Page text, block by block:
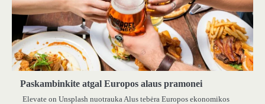
Paskambinkite atgal Europos alaus pramonei
Elevate on Unsplash nuotrauka Alus tebėra Europos ekonomikos